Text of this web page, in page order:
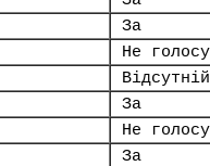
За
Не
Відсутній
За
Не
За